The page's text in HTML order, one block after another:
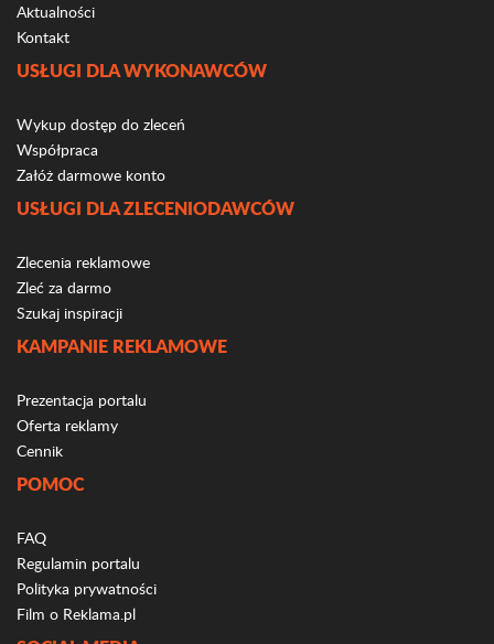
Aktualności
Kontakt
USŁUGI DLA WYKONAWCÓW
Wykup dostęp do zleceń
Współpraca
Załóż darmowe konto
USŁUGI DLA ZLECENIODAWCÓW
Zlecenia reklamowe
Zleć za darmo
Szukaj inspiracji
KAMPANIE REKLAMOWE
Prezentacja portalu
Oferta reklamy
Cennik
POMOC
FAQ
Regulamin portalu
Polityka prywatności
Film o Reklama.pl